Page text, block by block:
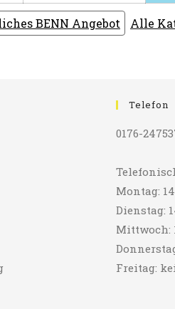
BENN Angebot Alle
Telefon
0176-
Montag:
Dienstag:
Mittwoch:
Freitag: